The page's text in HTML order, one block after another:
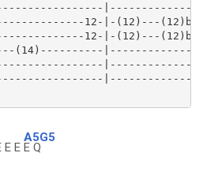
12-|-(12)---
12-|-(12)---
(14)----------
E E
A5G5
E Q